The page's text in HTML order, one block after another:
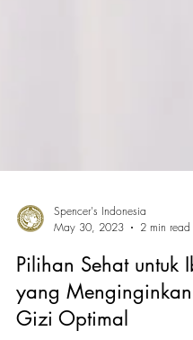
Spencer's Indonesia
May 30, 2023
2 min read